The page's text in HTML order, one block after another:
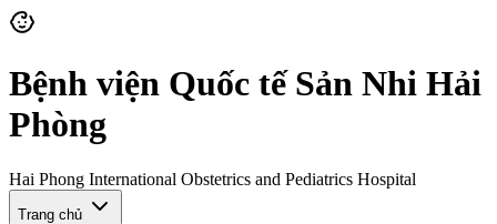
Bệnh viện Quốc tế Sản Nhi Hải
Phòng
Hai Phong International Obstetrics and Pediatrics Hospital
Trang chủ